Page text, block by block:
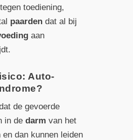
toediening,
paardendat al bij
aan
Auto-
de gevoerde
in de darm van het
dan kunnen leiden